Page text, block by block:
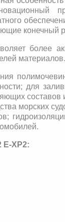
конечный
более
материалов.
для
составов
морских
E-XP2: